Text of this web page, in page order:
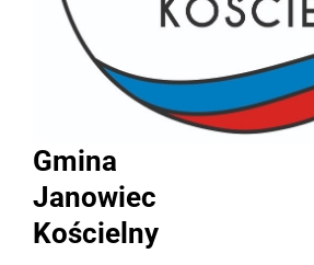
Gmina
Janowiec
Kościelny